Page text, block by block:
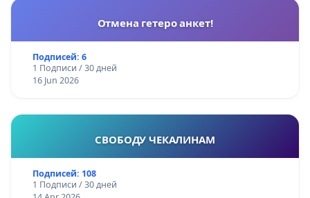
Отмена гетеро анкет!
Подписей: 6
1 Подписи / 30 дней
16 Jun 2026
СВОБОДУ ЧЕКАЛИНАМ
Подписей: 108
1 Подписи / 30 дней